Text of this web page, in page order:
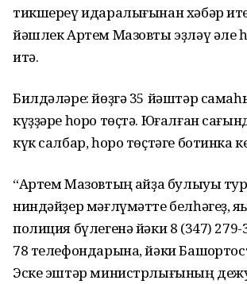
тикшереү идаралығынан хәбәр
йәшлек Артем Мазовты эҙләү әле
итә.
Билдәләре: йөҙгә 35 йәштәр самаһы,
күҙҙәре һоро төҫтә. Юғалған
күк салбар, һоро төҫтәге ботинка
“Артем Мазовтың ҡайҙа булыуы
ниндәйҙер мәғлүмәтте белһәгеҙ,
полиция бүлегенә йәки 8 (347) 279-
78 телефондарына, йәки
Эске эштәр министрлығының